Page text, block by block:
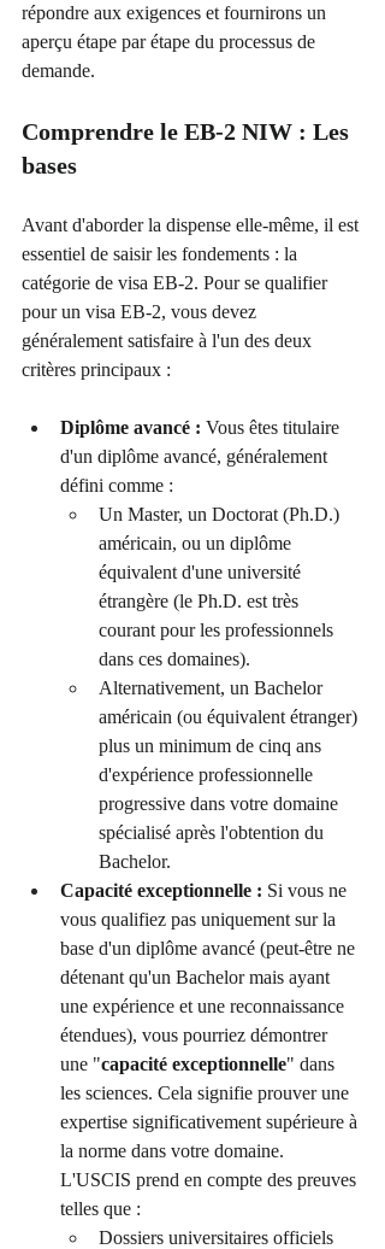
répondre aux exigences et fournirons un
aperçu étape par étape du processus de
demande.
Comprendre le EB-2 NIW : Les
bases
Avant d'aborder la dispense elle-même, il est
essentiel de saisir les fondements : la
catégorie de visa EB-2. Pour se qualifier
pour un visa EB-2, vous devez
généralement satisfaire à l'un des deux
critères principaux :
Diplôme avancé : Vous êtes titulaire
d'un diplôme avancé, généralement
défini comme :
Un Master, un Doctorat (Ph.D.)
américain, ou un diplôme
équivalent d'une université
étrangère (le Ph.D. est très
courant pour les professionnels
dans ces domaines).
Alternativement, un Bachelor
américain (ou équivalent étranger)
plus un minimum de cinq ans
d'expérience professionnelle
progressive dans votre domaine
spécialisé après l'obtention du
Bachelor.
Capacité exceptionnelle : Si vous ne
vous qualifiez pas uniquement sur la
base d'un diplôme avancé (peut-être ne
détenant qu'un Bachelor mais ayant
une expérience et une reconnaissance
étendues), vous pourriez démontrer
une "capacité exceptionnelle" dans
les sciences. Cela signifie prouver une
expertise significativement supérieure à
la norme dans votre domaine.
L'USCIS prend en compte des preuves
telles que :
Dossiers universitaires officiels